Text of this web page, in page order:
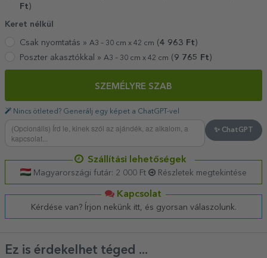
Ft)
Keret nélkül
Csak nyomtatás » A3 – 30 cm x 42 cm (4 963 Ft)
Poszter akasztókkal » A3 – 30 cm x 42 cm ( 9 765 Ft )
SZEMÉLYRE SZAB
Nincs ötleted? Generálj egy képet a ChatGPT-vel
✨ ChatGPT
Szállítási lehetőségek
Magyarországi futár: 2 000 Ft Részletek megtekintése
Kapcsolat
Kérdése van? Írjon nekünk itt, és gyorsan válaszolunk.
Ez is érdekelhet téged ...